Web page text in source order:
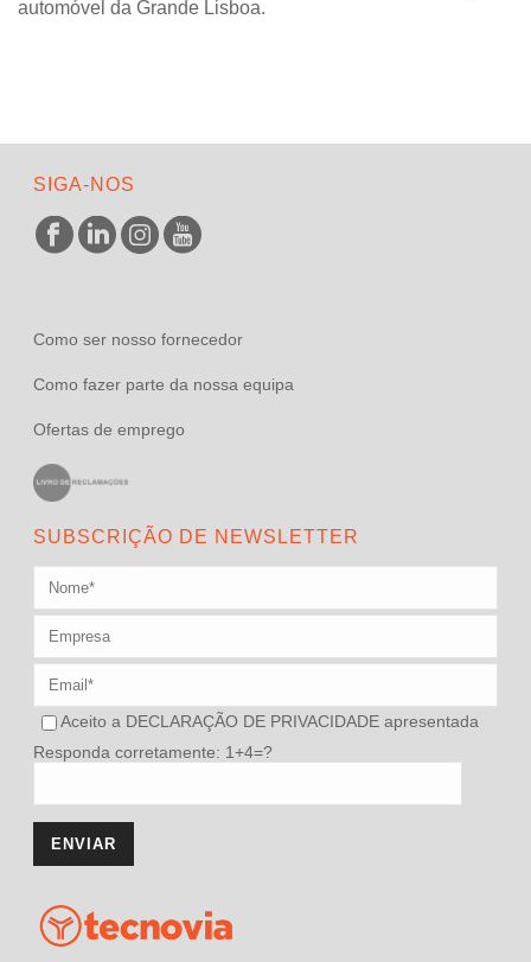
automóvel da Grande Lisboa.
SIGA-NOS
Como ser nosso fornecedor
Como fazer parte da nossa equipa
Ofertas de emprego
SUBSCRIÇÃO DE NEWSLETTER
Aceito a DECLARAÇÃO DE PRIVACIDADE apresentada
Responda corretamente: 1+4=?